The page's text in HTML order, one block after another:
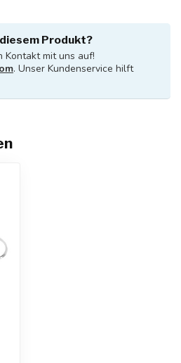
Produkt?
Kontakt mit uns auf!
. Unser Kundenservice hilft